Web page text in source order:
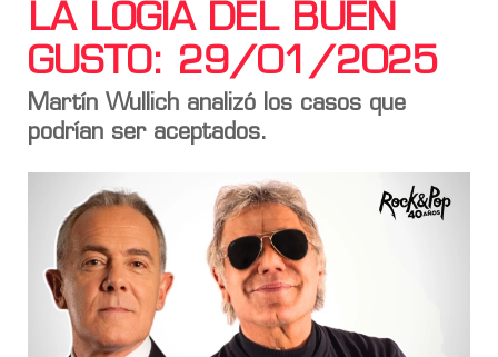
LA LOGIA DEL BUEN
GUSTO: 29/01/2025
Martín Wullich analizó los casos que
podrían ser aceptados.